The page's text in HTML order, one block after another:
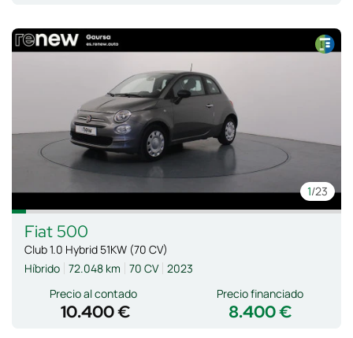
1/23
Fiat 500
Club 1.0 Hybrid 51KW (70 CV)
Híbrido 72.048 km 70 CV 2023
Precio al contado
10.400 € 8.400 €
Precio financiado